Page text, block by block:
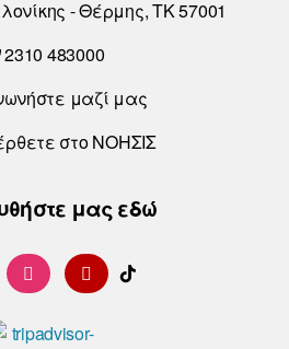
- Θέρμης, ΤΚ 57001
2310 483000
μαζί μας
στο ΝΟΗΣΙΣ
μας εδώ